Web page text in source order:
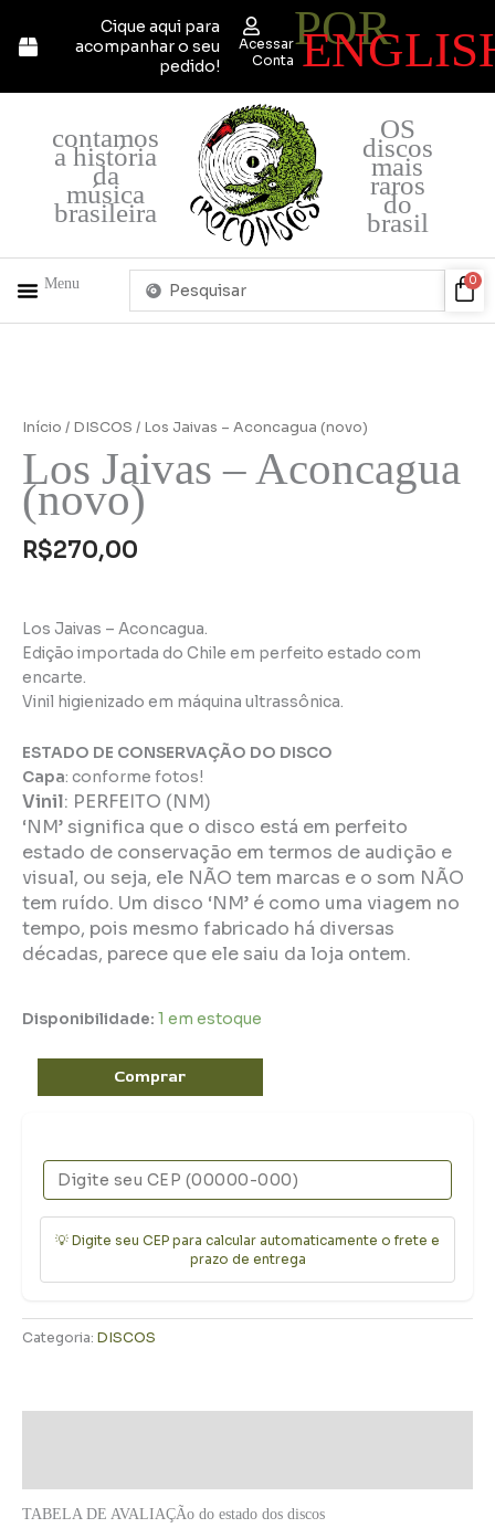
para
Cique aqui para
acompanhar o seu
pedido!
Acessar
Conta
POR
contamos
a história
da
música
brasileira
OS
discos
mais
raros
do
brasil
Menu
Pesquisar
0
Início / DISCOS / Los Jaivas – Aconcagua (novo)
Los Jaivas – Aconcagua
(novo)
R$270,00
Los Jaivas – Aconcagua.
Edição importada do Chile em perfeito estado com
encarte.
Vinil higienizado em máquina ultrassônica.
ESTADO DE CONSERVAÇÃO DO DISCO
Capa: conforme fotos!
Vinil: PERFEITO (NM)
‘NM’ significa que o disco está em perfeito
estado de conservação em termos de audição e
visual, ou seja, ele NÃO tem marcas e o som NÃO
tem ruído. Um disco ‘NM’ é como uma viagem no
tempo, pois mesmo fabricado há diversas
décadas, parece que ele saiu da loja ontem.
Disponibilidade: 1 em estoque
-
(novo)
quantidade
Comprar
💡 Digite seu CEP para calcular automaticamente o frete e
prazo de entrega
Categoria: DISCOS
TABELA DE AVALIAÇÃo do estado dos discos